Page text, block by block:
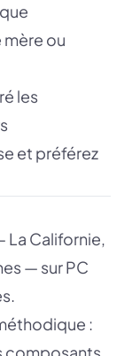
ou
les
et préférez
La Californie,
— sur PC
: